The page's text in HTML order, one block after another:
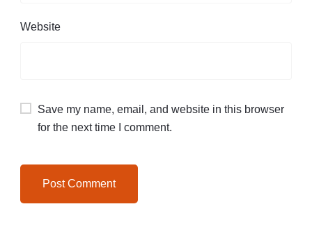
Website
Save my name, email, and website in this browser
for the next time I comment.